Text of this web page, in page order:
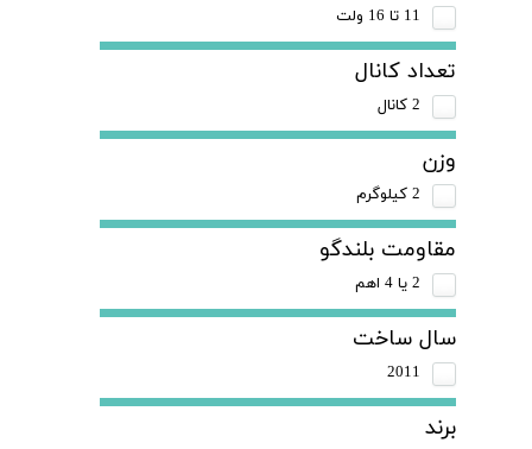
11 تا 16 ولت
تعداد کانال
2 کانال
وزن
2 کیلوگرم
مقاومت بلندگو
2 یا 4 اهم
سال ساخت
2011
برند